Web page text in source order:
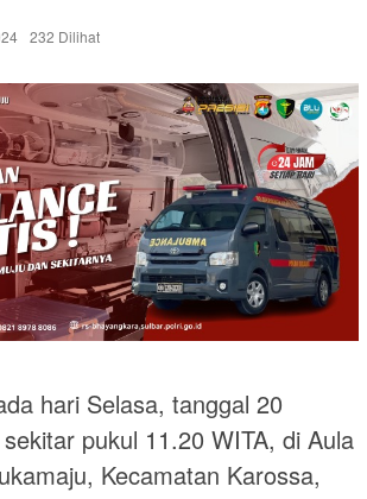
232 Dilihat
hari Selasa, tanggal 20
pukul 11.20 WITA, di Aula
Kecamatan Karossa,